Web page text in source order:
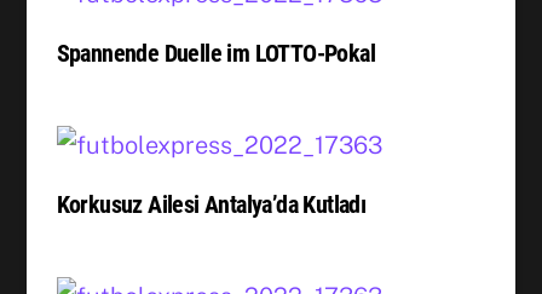
Spannende Duelle im LOTTO-Pokal
Korkusuz Ailesi Antalya’da Kutladı